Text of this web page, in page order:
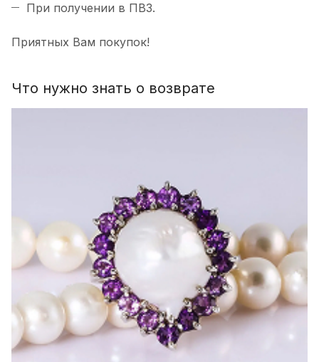
При получении в ПВЗ.
Приятных Вам покупок!
Что нужно знать о возврате